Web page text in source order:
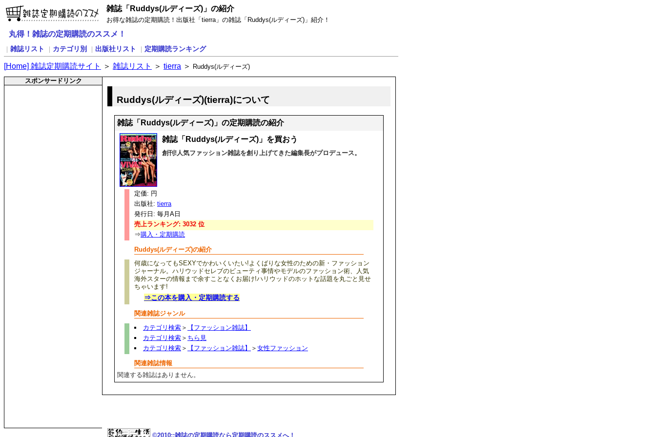
雑誌「Ruddys(ルディーズ)」の紹介
お得な雑誌の定期購読！出版社「tierra」の雑誌「Ruddys(ルディーズ)」紹介！
丸得！雑誌の定期購読のススメ！
雑誌リスト カテゴリ別 出版社リスト 定期購読ランキング
[Home] 雑誌定期購読サイト ＞ 雑誌リスト ＞ tierra ＞
Ruddys(ルディーズ)
スポンサードリンク
Ruddys(ルディーズ)(tierra)について
雑誌「Ruddys(ルディーズ)」の定期購読の紹介
雑誌「Ruddys(ルディーズ)」を買おう
創刊!人気ファッション雑誌を創り上げてきた編集長がプロデュース。
定価: 円
出版社: tierra
発行日: 毎月A日
売上ランキング: 3032 位
⇒購入・定期購読
Ruddys(ルディーズ)の紹介
何歳になってもSEXYでかわいくいたい!よくばりな女性のための新・ファッション
ジャーナル。ハリウッドセレブのビューティ事情やモデルのファッション術、人気
海外スターの情報まで余すことなくお届け!ハリウッドのホットな話題を丸ごと見せ
ちゃいます!
⇒この本を購入・定期購読する
関連雑誌ジャンル
カテゴリ検索 ＞
【ファッション雑誌】
カテゴリ検索 ＞ ちら見
カテゴリ検索 ＞ 【ファッション雑誌】 ＞ 女性ファッション
関連雑誌情報
関連する雑誌はありません。
©2010::雑誌の定期購読なら定期購読のススメへ！